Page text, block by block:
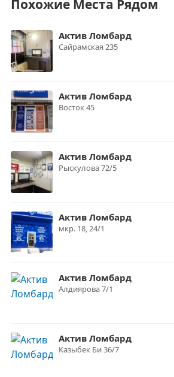
Похожие Места Рядом
Актив Ломбард
Сайрамская 235
Актив Ломбард
Восток 45
Актив Ломбард
Рыскулова 72/5
Актив Ломбард
мкр. 18, 24/1
Актив Ломбард
Алдиярова 7/1
Актив Ломбард
Казыбек Би 36/7